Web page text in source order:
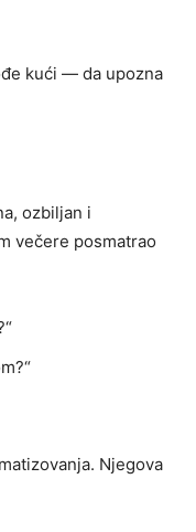
kući — da upozna
ozbiljan i
večere posmatrao
Njegova